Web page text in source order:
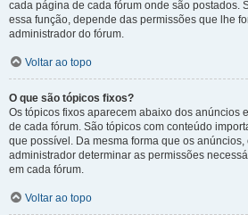
cada página de cada fórum onde são postados.
essa função, depende das permissões que lhe
administrador do fórum.
Voltar ao topo
O que são tópicos fixos?
Os tópicos fixos aparecem abaixo dos anúncios
de cada fórum. São tópicos com conteúdo
que possível. Da mesma forma que os anúncios,
administrador determinar as permissões
em cada fórum.
Voltar ao topo